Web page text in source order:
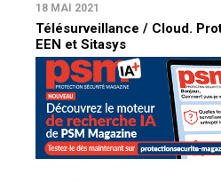
18 MAI 2021
Télésurveillance / Cloud.
EEN et Sitasys